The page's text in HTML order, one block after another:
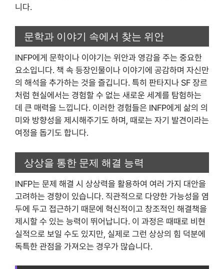
니다.
문학과 이야기 속에서 찾는 위안
INFP에게 문학이나 이야기는 위안과 영감을 주는 중요한
요소입니다. 책 속 등장인물이나 이야기에 공감하며 자신만
의 해석을 추가하는 것을 즐깁니다. 특히 판타지나 SF 장르
처럼 현실에서는 경험할 수 없는 새로운 세계를 탐험하는
데 큰 매력을 느낍니다. 이러한 경험들은 INFP에게 삶의 의
미와 방향성을 제시해주기도 하며, 때로는 자기 발견이라는
여정을 돕기도 합니다.
상상을 통한 문제 해결 능력
INFP는 문제 해결 시 상상력을 활용하여 여러 가지 대안을
고려하는 경향이 있습니다. 직관적으로 다양한 가능성을 염
두에 두고 접근하기 때문에 혁신적이고 창조적인 해결책을
제시할 수 있는 능력이 뛰어납니다. 이 과정은 때때로 비현
실적으로 보일 수도 있지만, 실제로 그런 상상의 힘 덕분에
독특한 관점을 가져오는 경우가 많습니다.